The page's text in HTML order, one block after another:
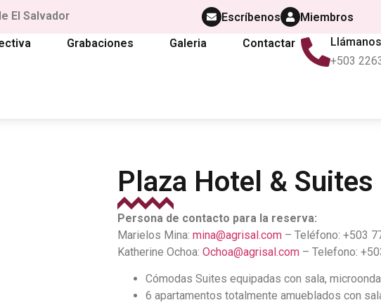
El Salvador Escríbenos
Miembros
Grabaciones Galeria Contactar
Llámanos
+503
Plaza Hotel & Suites
Persona de contacto para la reserva:
Marielos Mina: mina@agrisal.com– Teléfono: +503
Katherine Ochoa: Ochoa@agrisal.com– Telefono:
Cómodas Suites equipadas con sala,
6 apartamentos totalmente amueblados con